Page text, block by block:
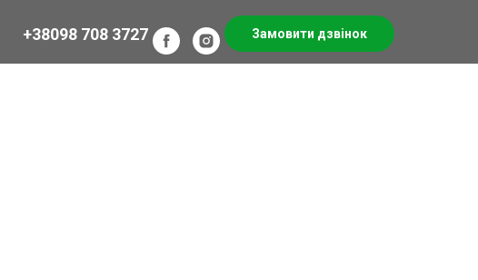
+38098 708 3727 Замовити дзвінок